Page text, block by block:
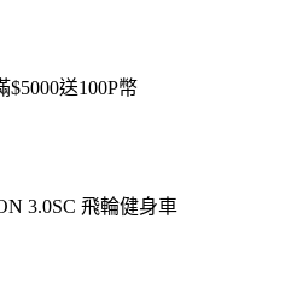
$5000送100P幣
3.0SC 飛輪健身車